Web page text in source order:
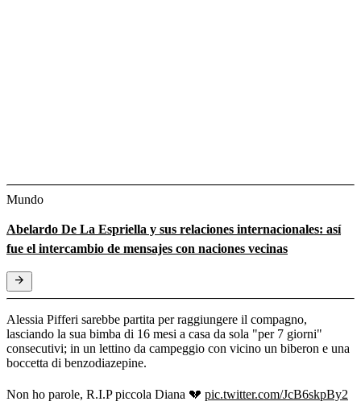
Mundo
Abelardo De La Espriella y sus relaciones internacionales: así
fue el intercambio de mensajes con naciones vecinas
Alessia Pifferi sarebbe partita per raggiungere il compagno,
lasciando la sua bimba di 16 mesi a casa da sola "per 7 giorni"
consecutivi; in un lettino da campeggio con vicino un biberon e una
boccetta di benzodiazepine.
Non ho parole, R.I.P piccola Diana 💔 pic.twitter.com/JcB6skpBy2